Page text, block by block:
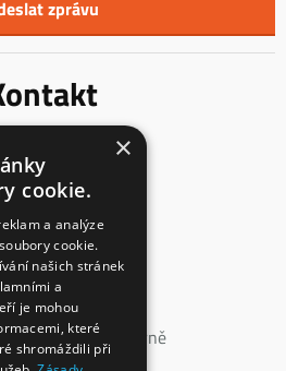
65
okres Třebíč
Republika
23855991
CZ23855991
C 147862
soudu v Brně
×
cookie.
a analýze
cookie.
našich stránek
a
je mohou
které
shromáždili při